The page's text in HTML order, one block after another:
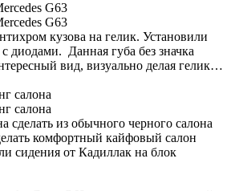
G63
G63
кузова на гелик. Установили
диодами. Данная губа без значка
вид, визуально делая гелик…
салона
салона
сделать из обычного черного салона
комфортный кайфовый салон
сидения от Кадиллак на блок